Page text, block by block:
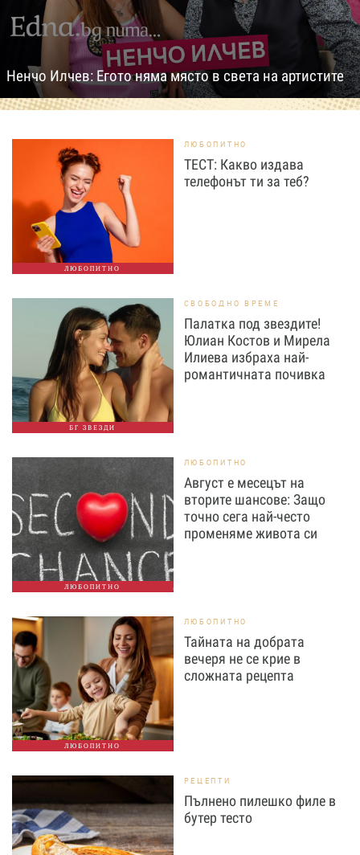
Ненчо Илчев: Егото няма място в света на артистите
ЛЮБОПИТНО
ЛЮБОПИТНО
ТЕСТ: Какво издава
телефонът ти за теб?
БГ ЗВЕЗДИ
СВОБОДНО ВРЕМЕ
Палатка под звездите!
Юлиан Костов и Мирела
Илиева избраха най-
романтичната почивка
ЛЮБОПИТНО
ЛЮБОПИТНО
Август е месецът на
вторите шансове: Защо
точно сега най-често
променяме живота си
ЛЮБОПИТНО
ЛЮБОПИТНО
Тайната на добрата
вечеря не се крие в
сложната рецепта
РЕЦЕПТИ
Пълнено пилешко филе в
бутер тесто